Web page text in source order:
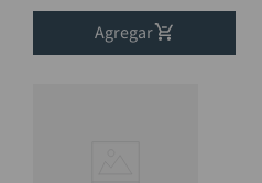
Agregar